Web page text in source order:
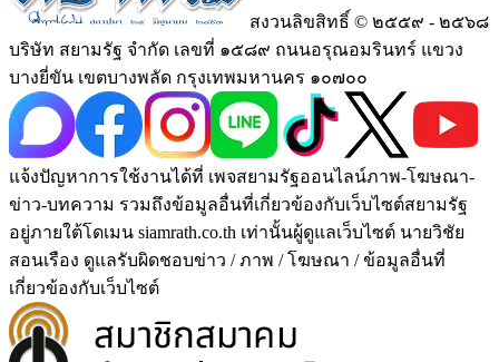
สงวนลิขสิทธิ์ © ๒๕๕๙ - ๒๕๖๘
บริษัท สยามรัฐ จำกัด เลขที่ ๑๕๘๙ ถนนอรุณอมรินทร์ แขวง
บางยี่ขัน เขตบางพลัด กรุงเทพมหานคร ๑๐๗๐๐
แจ้งปัญหาการใช้งานได้ที่ เพจสยามรัฐออนไลน์ภาพ-โฆษณา-
ข่าว-บทความ รวมถึงข้อมูลอื่นที่เกี่ยวข้องกับเว็บไซต์สยามรัฐ
อยู่ภายใต้โดเมน siamrath.co.th เท่านั้นผู้ดูแลเว็บไซต์ นายวิชัย
สอนเรือง ดูแลรับผิดชอบข่าว / ภาพ / โฆษณา / ข้อมูลอื่นที่
เกี่ยวข้องกับเว็บไซต์